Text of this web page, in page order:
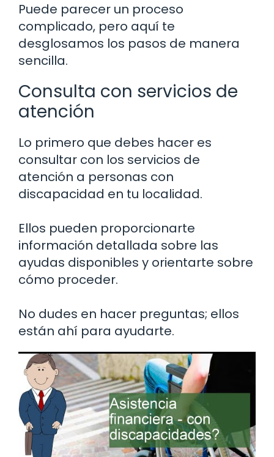
Puede parecer un proceso
complicado, pero aquí te
desglosamos los pasos de manera
sencilla.
Consulta con servicios de
atención
Lo primero que debes hacer es
consultar con los servicios de
atención a personas con
discapacidad en tu localidad.
Ellos pueden proporcionarte
información detallada sobre las
ayudas disponibles y orientarte sobre
cómo proceder.
No dudes en hacer preguntas; ellos
están ahí para ayudarte.